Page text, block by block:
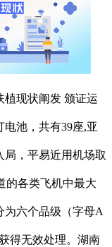
植现状阐发 颁证运
池，共有39座,亚
，平易近用机场取
的各类飞机中最大
为六个品级（字母A
得无效处理。湖南